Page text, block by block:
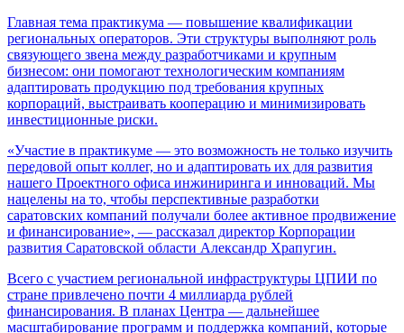
Главная тема практикума — повышение квалификации
региональных операторов. Эти структуры выполняют роль
связующего звена между разработчиками и крупным
бизнесом: они помогают технологическим компаниям
адаптировать продукцию под требования крупных
корпораций, выстраивать кооперацию и минимизировать
инвестиционные риски.
«Участие в практикуме — это возможность не только изучить
передовой опыт коллег, но и адаптировать их для развития
нашего Проектного офиса инжиниринга и инноваций. Мы
нацелены на то, чтобы перспективные разработки
саратовских компаний получали более активное продвижение
и финансирование», — рассказал директор Корпорации
развития Саратовской области Александр Храпугин.
Всего с участием региональной инфраструктуры ЦПИИ по
стране привлечено почти 4 миллиарда рублей
финансирования. В планах Центра — дальнейшее
масштабирование программ и поддержка компаний, которые